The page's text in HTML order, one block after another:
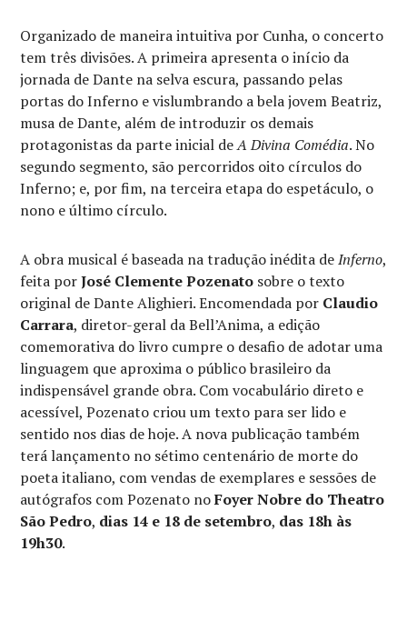
Organizado de maneira intuitiva por Cunha, o concerto
tem três divisões. A primeira apresenta o início da
jornada de Dante na selva escura, passando pelas
portas do Inferno e vislumbrando a bela jovem Beatriz,
musa de Dante, além de introduzir os demais
protagonistas da parte inicial deA Divina Comédia. No
segundo segmento, são percorridos oito círculos do
Inferno; e, por fim, na terceira etapa do espetáculo, o
nono e último círculo.
A obra musical é baseada na tradução inédita deInferno,
feita porJosé Clemente Pozenato sobre o texto
original de Dante Alighieri. Encomendada por Claudio
Carrara, diretor-geral da Bell’Anima, a edição
comemorativa do livro cumpre o desafio de adotar uma
linguagem que aproxima o público brasileiro da
indispensável grande obra. Com vocabulário direto e
acessível, Pozenato criou um texto para ser lido e
sentido nos dias de hoje. A nova publicação também
terá lançamento no sétimo centenário de morte do
poeta italiano, com vendas de exemplares e sessões de
autógrafos com Pozenato noFoyer Nobre do Theatro
São Pedro, dias 14 e 18 de setembro, das 18h às
19h30.